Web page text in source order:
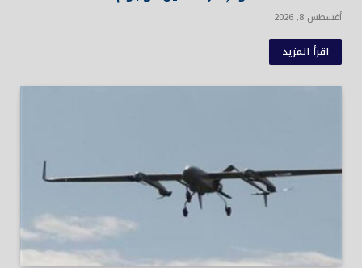
أغسطس 8, 2026
اقرأ المزيد